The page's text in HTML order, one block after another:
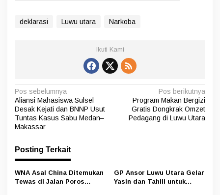
deklarasi Luwu utara Narkoba
Ikuti Kami
N
a
v
g
a
s
Pos sebelumnya
Aliansi Mahasiswa Sulsel
Desak Kejati dan BNNP Usut
Tuntas Kasus Sabu Medan–
Makassar
Pos berikutnya
Program Makan Bergizi
Gratis Dongkrak Omzet
Pedagang di Luwu Utara
Posting Terkait
WNA Asal China Ditemukan
Tewas di Jalan Poros
GP Ansor Luwu Utara Gelar
Yasin dan Tahlil untuk